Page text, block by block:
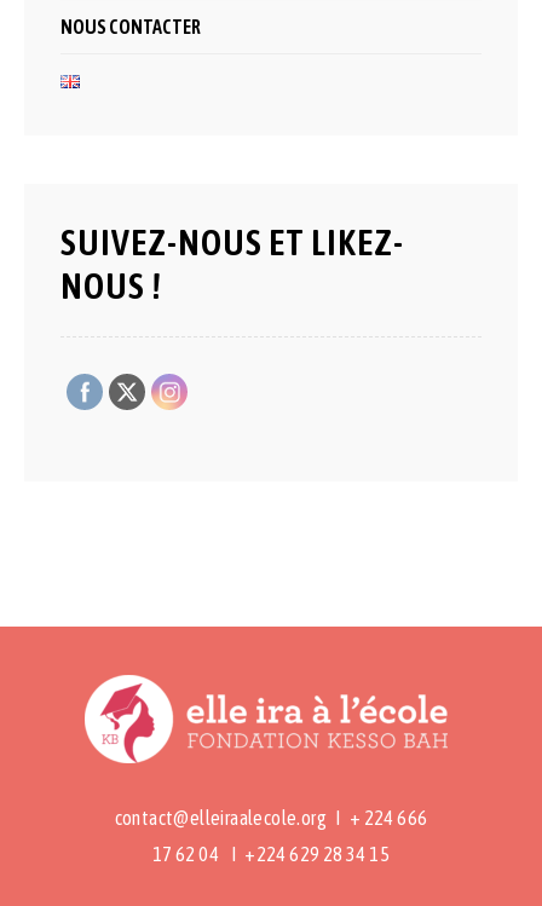
NOUS CONTACTER
SUIVEZ-NOUS ET LIKEZ-
NOUS !
contact@elleiraalecole.org I + 224 666
17 62 04 I +224 629 28 34 15